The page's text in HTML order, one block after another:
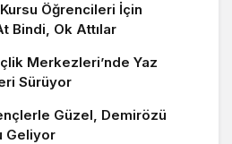
Kursu Öğrencileri İçin
Bindi, Ok Attılar
Merkezleri’nde Yaz
Sürüyor
Güzel, Demirözü
Geliyor